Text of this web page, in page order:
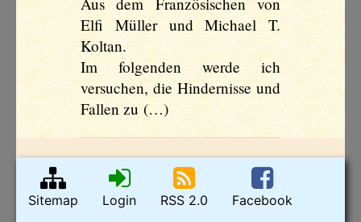
Elfi Müller und Michael T.
Koltan.
Im folgenden werde ich
versuchen, die Hindernisse und
Fallen zu (…)
Sitemap Login RSS 2.0 Facebook